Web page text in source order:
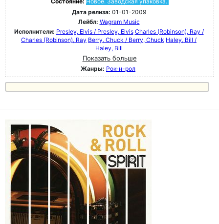
Дата релиза: 01-01-2009
Лейбл: Wagram Music
Исполнители: Presley, Elvis / Presley, Elvis Charles (Robinson), Ray /
Charles (Robinson), Ray Berry, Chuck / Berry, Chuck Haley, Bill /
Haley, Bill
Показать больше
Жанры: Рок-н-poл